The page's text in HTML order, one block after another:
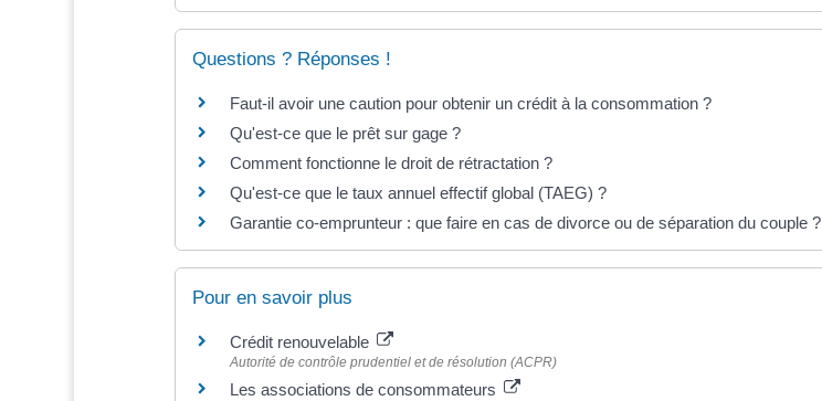
Questions ? Réponses !
Faut-il avoir une caution pour obtenir un crédit à la consommation ?
Qu'est-ce que le prêt sur gage ?
Comment fonctionne le droit de rétractation ?
Qu'est-ce que le taux annuel effectif global (TAEG) ?
Garantie co-emprunteur : que faire en cas de divorce ou de séparation du couple ?
Pour en savoir plus
Crédit renouvelable
Autorité de contrôle prudentiel et de résolution (ACPR)
Les associations de consommateurs